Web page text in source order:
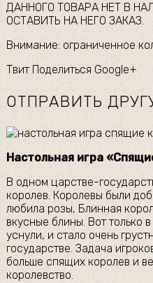
ДАННОГО ТОВАРА НЕТ В
ОСТАВИТЬ НА НЕГО ЗАКАЗ.
Внимание: ограниченное
Твит Поделиться Google+
ОТПРАВИТЬ
Настольная игра
В одном царстве-
королев. Королевы были
любила розы, Блинная
вкусные блины. Вот только
уснули, и стало очень
государстве. Задача
больше спящих королев и
королевство.